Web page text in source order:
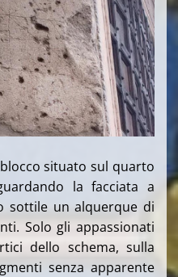
situato sul quarto
la facciata a
sottile un alquerque di
Solo gli appassionati
dello schema, sulla
senza apparente